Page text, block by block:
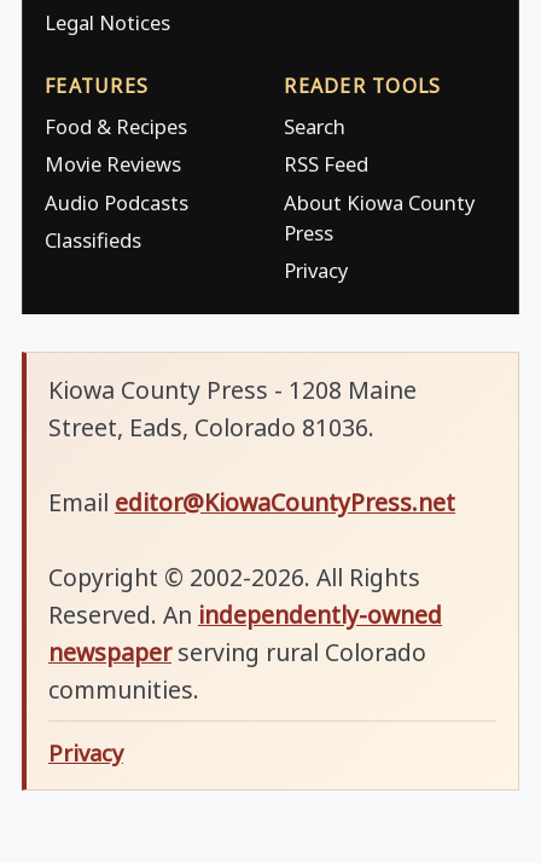
Legal Notices
FEATURES
Food & Recipes
Movie Reviews
Audio Podcasts
Classifieds
READER TOOLS
Search
RSS Feed
About Kiowa County
Press
Privacy
Kiowa County Press - 1208 Maine
Street, Eads, Colorado 81036.
Email editor@KiowaCountyPress.net
Copyright © 2002-2026. All Rights
Reserved. An independently-owned
newspaperserving rural Colorado
communities.
Privacy